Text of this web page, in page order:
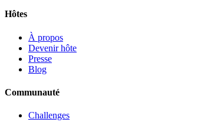
Hôtes
À propos
Devenir hôte
Presse
Blog
Communauté
Challenges